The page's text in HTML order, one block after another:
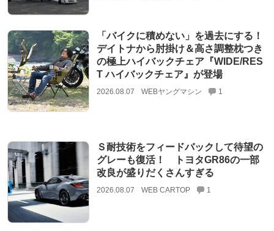
「バイクに積めない」を過去にする！
デイトナから肘掛け＆高さ調整枕つき
の極上ハイバックチェア『WIDE/RES
T ハイバックチェア』が登場
2026.08.07 WEBヤングマシン 1
Ｓ耐技術をフィードバックして待望の
グレーも復活！ トヨタGR86の一部
改良が盛りだくさんすぎる
2026.08.07 WEB CARTOP 1